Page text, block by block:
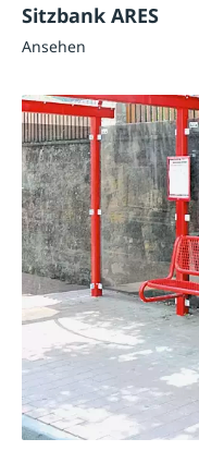
Sitzbank ARES
Ansehen